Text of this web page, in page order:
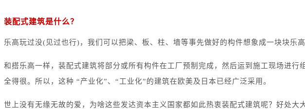
装配式建筑是什么？
乐高玩过没(见过也行)，我们可以把梁、板、柱、墙等事先做好的构件想象成一块块乐
和搭乐高一样，装配式建筑将部分或所有构件在工厂预制完成，然后运到施工现场进
全得很。所以，这种 “产业化”、“工业化”的建筑在欧美及日本已经广泛采用。
世上没有无缘无故的爱，为啥这些发达资本主义国家都如此热衷装配式建筑呢？好处大